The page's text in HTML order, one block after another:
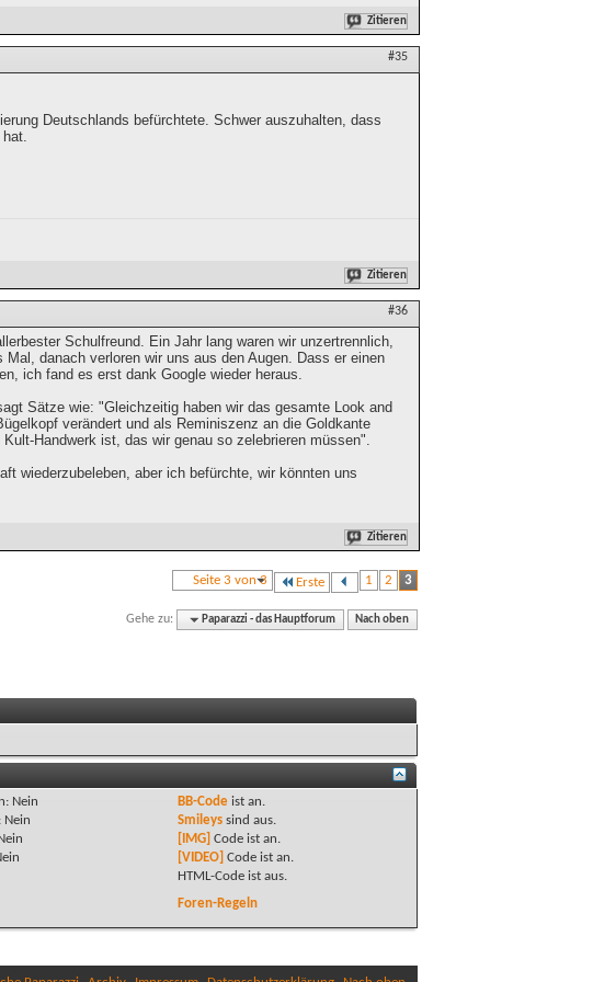
Zitieren
#35
Deutschlands befürchtete. Schwer auszuhalten, dass
Zitieren
#36
Schulfreund. Ein Jahr lang waren wir unzertrennlich,
danach verloren wir uns aus den Augen. Dass er einen
ich fand es erst dank Google wieder heraus.
Sätze wie: "Gleichzeitig haben wir das gesamte Look and
verändert und als Reminiszenz an die Goldkante
Handwerk ist, das wir genau so zelebrieren müssen".
wiederzubeleben, aber ich befürchte, wir könnten uns
Zitieren
Seite 3 von 3 Erste 1 2 3
Gehe zu: Paparazzi - das Hauptforum Nach oben
Nein
Nein
BB-Codeist an.
Smileyssind aus.
[IMG] Code ist an.
[VIDEO] Code ist an.
HTML-Code ist aus.
Foren-Regeln